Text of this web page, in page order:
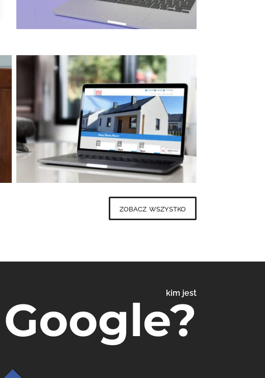
zobacz wszystko
kim jest